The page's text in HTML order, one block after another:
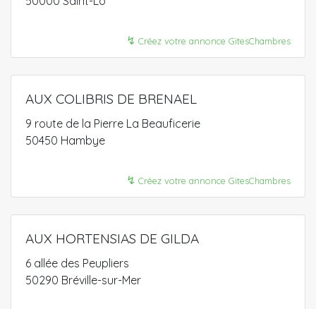
↯ Créez votre annonce GitesChambres
AUX COLIBRIS DE BRENAEL
9 route de la Pierre La Beauficerie
50450 Hambye
↯ Créez votre annonce GitesChambres
AUX HORTENSIAS DE GILDA
6 allée des Peupliers
50290 Bréville-sur-Mer